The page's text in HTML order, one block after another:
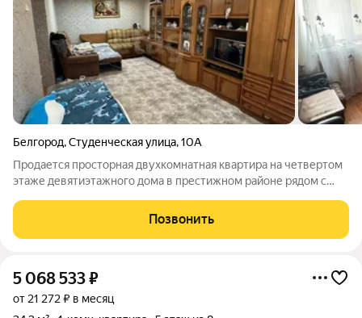
Белгород,Студенческая улица,10А
Продается просторная двухкомнатная квартира на четвертом
этаже девятиэтажного дома в престижном районе рядом с
хорошем жилом состоянии: косметический ремонт.
Помещения светлые, ухоженные и готовы
Позвонить
5 068 533₽
от 21 272 ₽ в месяц